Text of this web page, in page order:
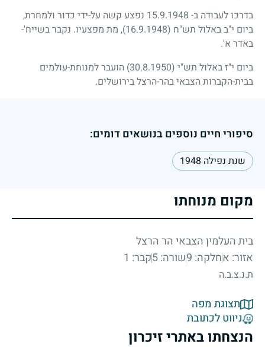
בדרכו לעבודה ב- 15.9.1948 נפצע קשה על-ידי כדור ולמחרת,
ביום י"ב באלול תש"ח (16.9.1948)
, מת מפצעיו. נקבר בשייח'-
באדר א'.
ביום י"ז באלול תש"י (30.8.1950)
הועבר למנוחת-עולמים
בבית-הקברות הצבאי בהר-הרצל בירושלים.
סיפורי חיים נוספים בנושאים דומים:
שנת נפילה 1948
מקום מנוחתו
בית העלמין הצבאי הר הרצל
אזור: אחלקה: 9 שורה: 5 קבר: 1
ת.נ.צ.ב.ה
תצוגת מפה
ניווט לכתובת
הנצחתו באתרי זיכרון